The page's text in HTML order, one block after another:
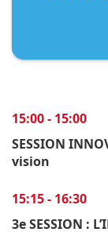
15:00 - 15:00
SESSION
vision
15:15 - 16:30
3e SESSION :